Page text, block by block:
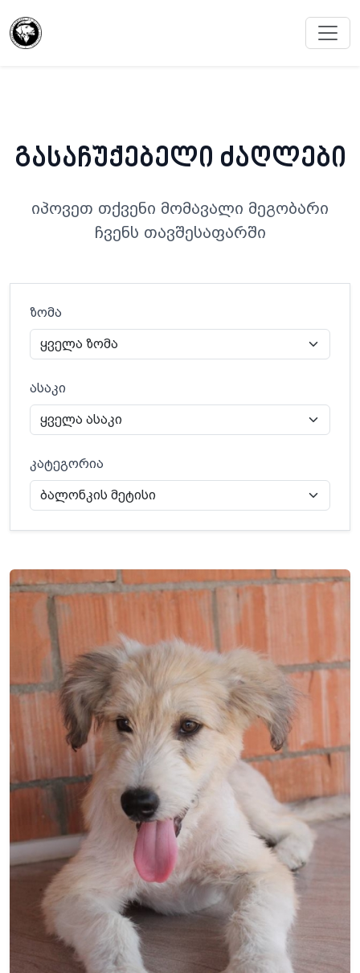
გასაჩუქებელი ძაღლები
იპოვეთ თქვენი მომავალი მეგობარი
ჩვენს თავშესაფარში
ზომა
ასაკი
კატეგორია